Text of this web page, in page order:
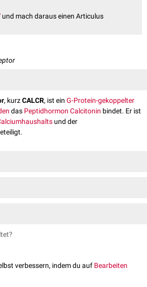
und mach daraus einen Articulus
, kurzCALCR, ist ein G-Protein-gekoppelter
das Peptidhormon Calcitonin bindet. Er ist
und der
verbessern, indem du auf Bearbeiten